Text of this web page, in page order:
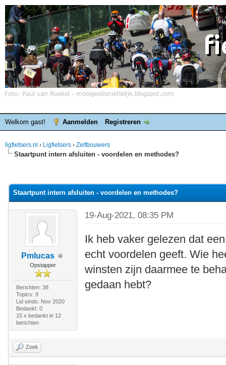
Welkom gast! Aanmelden Registreren
ligfietsers.nl › Ligfietsers › Zelfbouwers
Staartpunt intern afsluiten - voordelen en methodes?
Staartpunt intern afsluiten - voordelen en methodes?
Pmlucas
Opstapper
Berichten: 38
Topics: 9
Lid sinds: Nov 2020
Bedankt: 0
15 x bedankt in 12
berichten
19-Aug-2021, 08:35 PM
Ik heb vaker gelezen dat
echt voordelen geeft. Wie
winsten zijn daarmee te
gedaan hebt?
Zoek